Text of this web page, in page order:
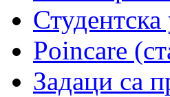
Poincare
Задаци са